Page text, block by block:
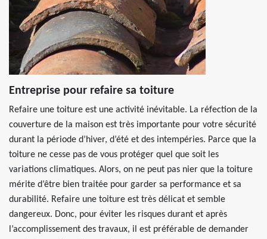
Entreprise pour refaire sa toiture
Refaire une toiture est une activité inévitable. La réfection de la
couverture de la maison est très importante pour votre sécurité
durant la période d’hiver, d’été et des intempéries. Parce que la
toiture ne cesse pas de vous protéger quel que soit les
variations climatiques. Alors, on ne peut pas nier que la toiture
mérite d’être bien traitée pour garder sa performance et sa
durabilité. Refaire une toiture est très délicat et semble
dangereux. Donc, pour éviter les risques durant et après
l’accomplissement des travaux, il est préférable de demander